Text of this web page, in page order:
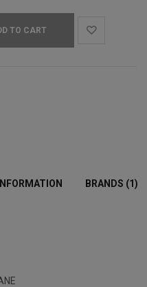
TO CART
BRANDS (1)